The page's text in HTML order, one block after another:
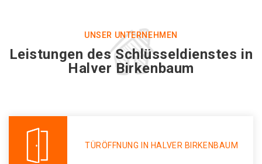
UNSER UNTERNEHMEN
Leistungen des Schlüsseldienstes in
Halver Birkenbaum
TÜRÖFFNUNG IN HALVER BIRKENBAUM